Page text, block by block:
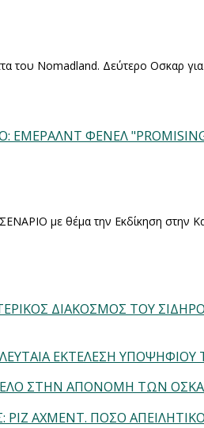
του Nomadland. Δεύτερο Οσκαρ για
ΕΜΕΡΑΛΝΤ ΦΕΝΕΛ "PROMISING
με θέμα την Εκδίκηση στην
ΔΙΑΚΟΣΜΟΣ ΤΟΥ
ΕΚΤΕΛΕΣΗ
ΣΤΗΝ ΑΠΟΝΟΜΗ ΤΩΝ ΟΣΚΑΡ:
ΑΧΜΕΝΤ. ΠΟΣΟ